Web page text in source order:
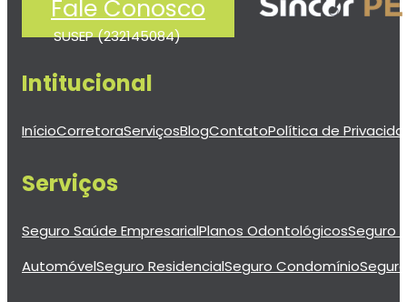
Fale Conosco
SUSEP (232145084)
Intitucional
InícioCorretoraServiçosBlogContatoPolítica de
Serviços
Seguro Saúde EmpresarialPlanos OdontológicosSeguro
AutomóvelSeguro ResidencialSeguro Condomínio